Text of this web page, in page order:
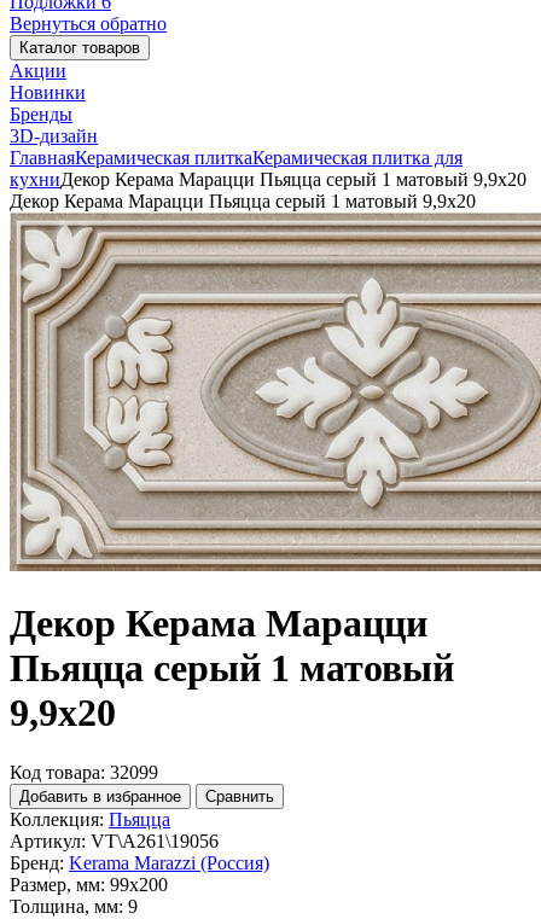
Вернуться обратно
Каталог товаров
Акции
Новинки
Бренды
3D-дизайн
ГлавнаяКерамическая плиткаКерамическая плитка для
кухниДекор Керама Марацци Пьяцца серый 1 матовый 9,9x20
Декор Керама Марацци Пьяцца серый 1 матовый 9,9x20
Декор Керама Марацци
Пьяцца серый 1 матовый
9,9x20
Код товара: 32099
Добавить в избранное Сравнить
Коллекция: Пьяцца
Артикул: VT\A261\19056
Бренд: Kerama Marazzi (Россия)
Размер, мм: 99x200
Толщина, мм: 9